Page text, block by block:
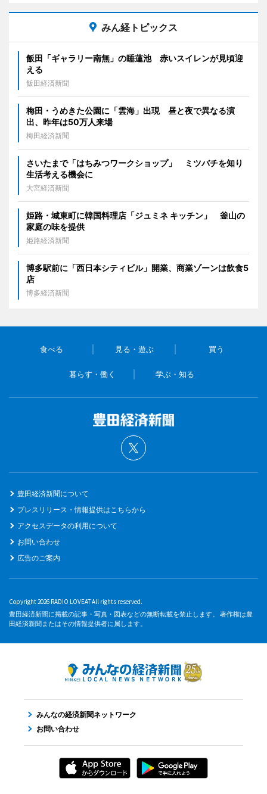
みん経トピックス
飯田「ギャラリー南無」の睡蓮池 赤いスイレンが見頃迎
える
飯田経済新聞
梅田・うめきた公園に「雲海」出現 昼と夜で異なる演
出、昨年は50万人来場
梅田経済新聞
さいたまで「はちみつワークショップ」 ミツバチを知り
生活考える機会に
大宮経済新聞
姫路・城東町に韓国料理店「ジュミネ キッチン」 釜山の
家庭の味を提供
姫路経済新聞
博多駅前に「西日本シティビル」開業、商業ゾーンは飲食5
店
博多経済新聞
食べる 見る・遊ぶ 買う
暮らす・働く 学ぶ・知る
豊田経済新聞について
プレスリリース・情報提供はこちらから
アクセスデータの利用について
お問い合わせ
広告のご案内
Copyright 2026 RADIO LOVEAT All rights reserved.
豊田経済新聞に掲載の記事・写真・図表などの無断転載を禁止します。 著作権は豊
田経済新聞またはその情報提供者に属します。
みんなの経済新聞ネットワーク
お問い合わせ